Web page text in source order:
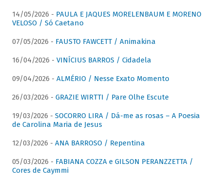
14/05/2026 - PAULA E JAQUES MORELENBAUM E MORENO
VELOSO / Só Caetano
07/05/2026 - FAUSTO FAWCETT / Animakina
16/04/2026 - VINÍCIUS BARROS / Cidadela
09/04/2026 - ALMÉRIO / Nesse Exato Momento
26/03/2026 - GRAZIE WIRTTI / Pare Olhe Escute
19/03/2026 - SOCORRO LIRA / Dá-me as rosas – A Poesia
de Carolina Maria de Jesus
12/03/2026 - ANA BARROSO / Repentina
05/03/2026 - FABIANA COZZA e GILSON PERANZZETTA /
Cores de Caymmi